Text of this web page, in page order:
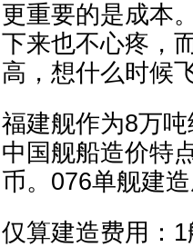
更重要的是成本
下来也不心疼，
高，想什么时候
福建舰作为8万
中国舰船造价特
币。076单舰建
仅算建造费用：